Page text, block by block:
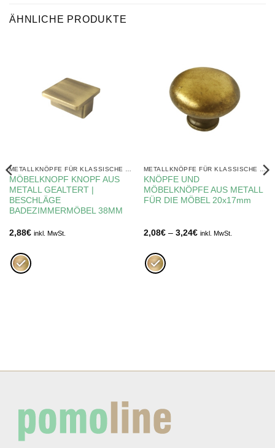
ÄHNLICHE PRODUKTE
MÖBELKNOPF KNOPF AUS
METALL GEALTERT |
BESCHLÄGE
BADEZIMMERMÖBEL 38MM
2,88€ inkl. MwSt.
METALLKNÖPFE FÜR KLASSISCHE MÖBEL
KNÖPFE UND
MÖBELKNÖPFE AUS METALL
FÜR DIE MÖBEL 20x17mm
2,08€ – 3,24€Preisspanne:
inkl. MwSt.